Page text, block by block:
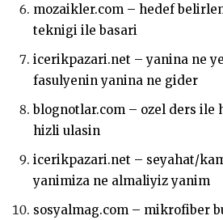
mozaikler.com – hedef
teknigi ile basari
icerikpazari.net – yanina ne
fasulyenin yanina ne gider
blognotlar.com – ozel ders ile
hizli ulasin
icerikpazari.net – seyahat/
yanimiza ne almaliyiz yanim
sosyalmag.com – mikrofiber